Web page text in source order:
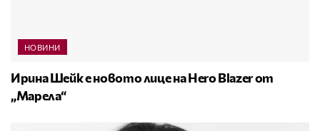
НОВИНИ
Ирина Шейк е новото лице на Hero Blazer от
„Марела“